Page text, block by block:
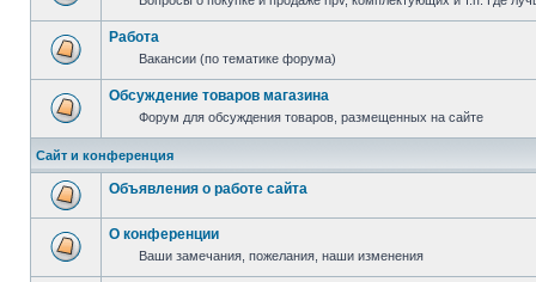
Работа
Вакансии (по тематике форума)
Обсуждение товаров магазина
Форум для обсуждения товаров, размещенных на сайте
Сайт и конференция
Объявления о работе сайта
О конференции
Ваши замечания, пожелания, наши изменения